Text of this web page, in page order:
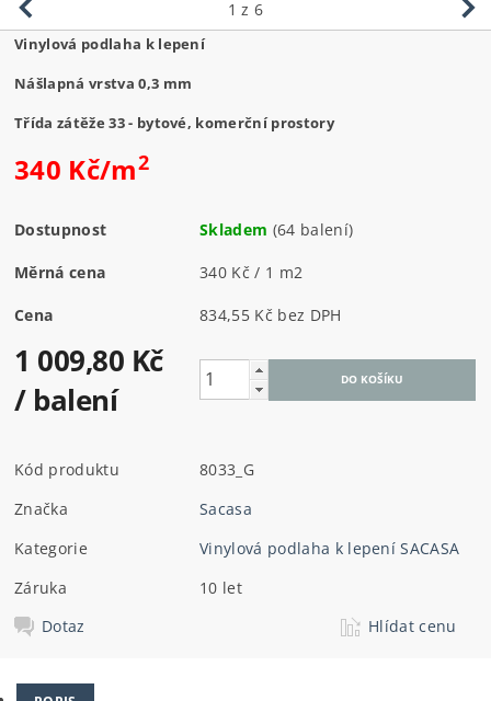
1 z 6
Vinylová podlaha k lepení
Nášlapná vrstva 0,3 mm
Třída zátěže 33 - bytové, komerční prostory
340 Kč/m2
Dostupnost Skladem (64 balení)
Měrná cena 340 Kč / 1 m2
Cena 834,55 Kč bez DPH
1 009,80 Kč
/ balení
Kód produktu
8033_G
Značka
Sacasa
Kategorie
Vinylová podlaha k lepení SACASA
Záruka
10 let
Dotaz
Hlídat cenu